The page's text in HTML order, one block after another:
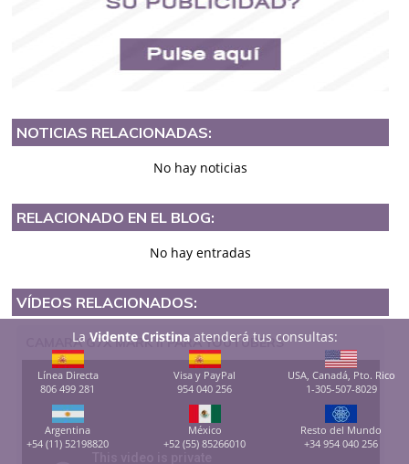
NOTICIAS RELACIONADAS:
No hay noticias
RELACIONADO EN EL BLOG:
No hay entradas
VÍDEOS RELACIONADOS:
CAMARA G7X MARK II PARA YOUTUBERS
La Vidente Cristinaatenderá tus consultas:
Línea Directa
806 499 281
Visa y PayPal
954 040 256
USA, Canadá, Pto. Rico
1-305-507-8029
Argentina
+54 (11) 52198820
México
+52 (55) 85266010
Resto del Mundo
+34 954 040 256